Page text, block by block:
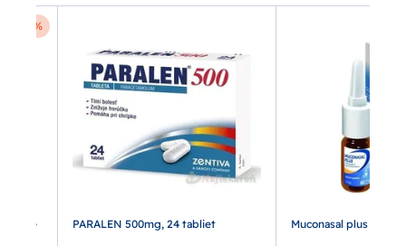
-10 %
PARALEN 500mg, 24 tabliet Muconasal plus 10 ml